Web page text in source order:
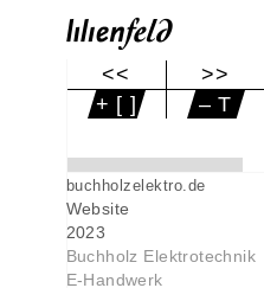
<<
>>
+ [ ]
– T
buchholzelektro.de
Website
2023
Buchholz Elektrotechnik
E-Handwerk